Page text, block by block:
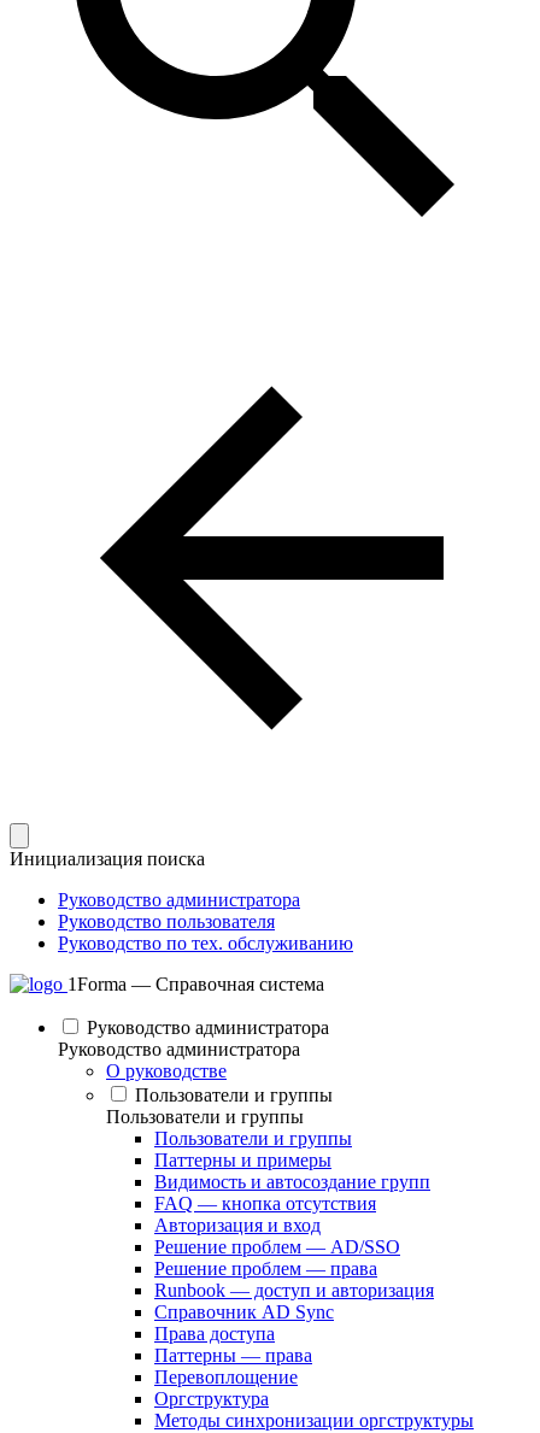
Инициализация поиска
Руководство администратора
Руководство пользователя
Руководство по тех. обслуживанию
1Forma — Справочная система
Руководство администратора
Руководство администратора
О руководстве
Пользователи и группы
Пользователи и группы
Пользователи и группы
Паттерны и примеры
Видимость и автосоздание групп
FAQ — кнопка отсутствия
Авторизация и вход
Решение проблем — AD/SSO
Решение проблем — права
Runbook — доступ и авторизация
Справочник AD Sync
Права доступа
Паттерны — права
Перевоплощение
Оргструктура
Методы синхронизации оргструктуры